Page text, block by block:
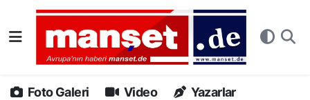
Foto Galeri Video Yazarlar
DÜNYA
AVRUPA
Nöbetçi Eczaneler
Hava Durumu